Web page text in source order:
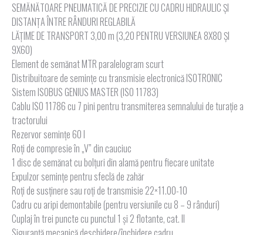
SEMĂNĂTOARE PNEUMATICĂ DE PRECIZIE CU CADRU HIDRAULIC ȘI
DISTANȚA ÎNTRE RÂNDURI REGLABILĂ
LĂŢIME DE TRANSPORT 3,00 m (3,20 PENTRU VERSIUNEA 8X80 ȘI
9X60)
Element de semănat MTR paralelogram scurt
Distribuitoare de semințe cu transmisie electronică ISOTRONIC
Sistem ISOBUS GENIUS MASTER (ISO 11783)
Cablu ISO 11786 cu 7 pini pentru transmiterea semnalului de turație a
tractorului
Rezervor semințe 60 l
Roţi de compresie în „V” din cauciuc
1 disc de semănat cu bolțuri din alamă pentru fiecare unitate
Expulzor semințe pentru sfeclă de zahăr
Roţi de susținere sau roți de transmisie 22×11.00-10
Cadru cu aripi demontabile (pentru versiunile cu 8 – 9 rânduri)
Cuplaj în trei puncte cu punctul 1 și 2 flotante, cat. II